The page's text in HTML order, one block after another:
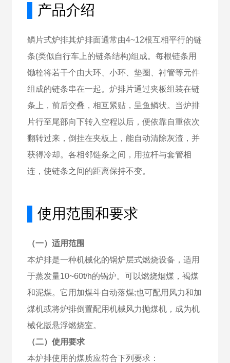
产品介绍
鳞片式炉排其炉排面通常由4~12根互相平行的链
条(类似自行车上的链条结构)组成。每根链条用
锄栓将若干个由大环、小环、垫圈、衬管等元件
组成的链条串在一起。炉排片通过夹板组装在链
条上，前后交叠，相互紧贴，呈鱼鳞状。当炉排
片行至尾部向下转入空程以后，便依靠自重依次
翻转过来，倒挂在夹板上，能自动清除灰渣，并
获得冷却。各相邻链条之间，用拉杆与套管相
连，使链条之间的距离保持不变。
使用范围和要求
（一）适用范围
本炉排是一种机械化的锅炉层式燃烧设备，适用
于蒸发量10~60t/h的锅炉。可以燃烧烟煤，褐煤
和泥煤。它用加煤斗自动落煤;也可配用风力和加
煤机或将炉排倒置配用机械风力抛煤机，成为机
械化版悬浮燃烧室。
（二）使用要求
本炉排使用的煤质应符合下列要求：